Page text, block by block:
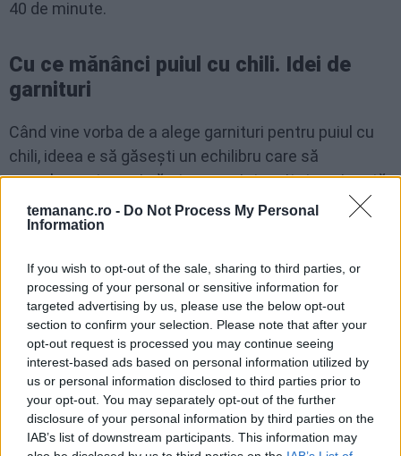
temananc.ro - Do Not Process My Personal
Information
If you wish to opt-out of the sale, sharing to third parties, or
processing of your personal or sensitive information for
targeted advertising by us, please use the below opt-out
section to confirm your selection. Please note that after your
opt-out request is processed you may continue seeing
interest-based ads based on personal information utilized by
us or personal information disclosed to third parties prior to
your opt-out. You may separately opt-out of the further
disclosure of your personal information by third parties on the
IAB’s list of downstream participants. This information may
40 de minute.
Cu ce mănânci puiul cu chili. Idei de
garnituri
Când vine vorba de a alege garnituri pentru puiul cu
chili, ideea e să găsești un echilibru care să
complementeze și să atenueze intensitatea picantă
a puiului.
Orez fiert simplu - fie că alegi orez alb sau brun,
acesta e ca un burete care absoarbe sosul picant și
adaugă un contrast plăcut
Paște - paatele scurte că fusilli sau penne se
amestecă bine cu puiul cu sos chili
Cușcuș - e ușor și pufos, și, la fel ca orezul, absoarbe